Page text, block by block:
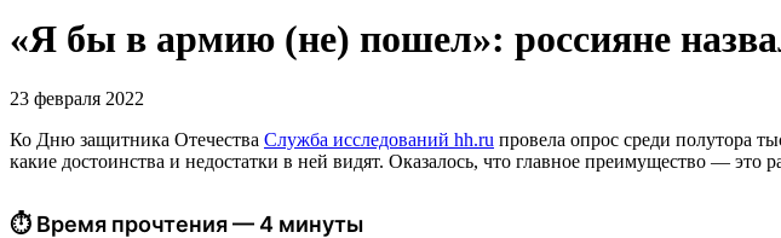
«Я бы в армию (не) пошел»: россияне
23 февраля 2022
Ко Дню защитника Отечества Служба исследований hh.ru провела опрос среди полутора
какие достоинства и недостатки в ней видят. Оказалось, что главное преимущество —
⏱ Время прочтения — 4 минуты